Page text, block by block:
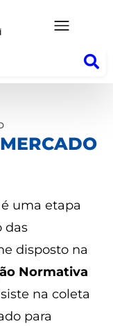
é uma etapa
das
disposto na
Normativa
na coleta
para